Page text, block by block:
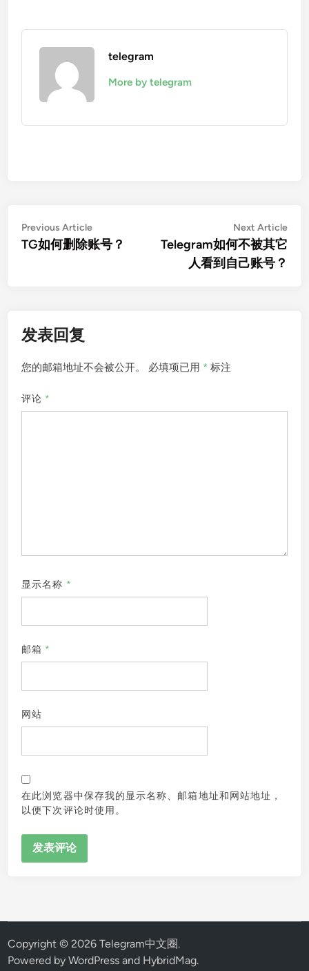
telegram
More by telegram
文
章
Previous ArticlePrevious
article:
TG如何删除账号？
Next Article
Telegram如何不被其它
人看到自己账号？
发表回复
您的邮箱地址不会被公开。 必填项已用 * 标注
评论 *
显示名称 *
邮箱 *
网站
在此浏览器中保存我的显示名称、邮箱地址和网站地址，
以便下次评论时使用。
Copyright © 2026Telegram中文圈.
Powered byWordPress and HybridMag.